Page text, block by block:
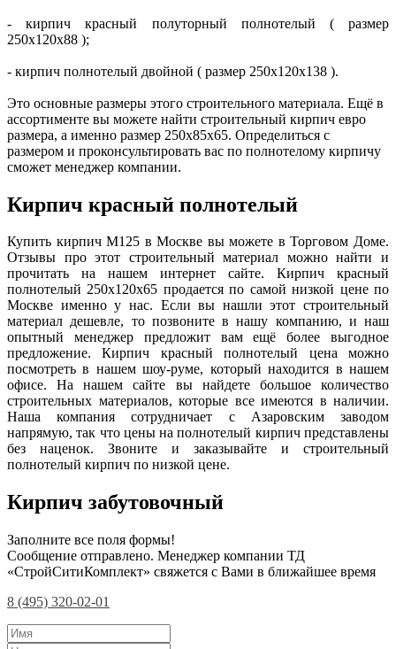
- кирпич красный полуторный полнотелый ( размер
250x120x88 );
- кирпич полнотелый двойной ( размер 250x120x138 ).
Это основные размеры этого строительного материала. Ещё в
ассортименте вы можете найти строительный кирпич евро
размера, а именно размер 250x85x65. Определиться с
размером и проконсультировать вас по полнотелому кирпичу
сможет менеджер компании.
Кирпич красный полнотелый
Купить кирпич М125 в Москве вы можете в Торговом Доме.
Отзывы про этот строительный материал можно найти и
прочитать на нашем интернет сайте. Кирпич красный
полнотелый 250x120x65 продается по самой низкой цене по
Москве именно у нас. Если вы нашли этот строительный
материал дешевле, то позвоните в нашу компанию, и наш
опытный менеджер предложит вам ещё более выгодное
предложение. Кирпич красный полнотелый цена можно
посмотреть в нашем шоу-руме, который находится в нашем
офисе. На нашем сайте вы найдете большое количество
строительных материалов, которые все имеются в наличии.
Наша компания сотрудничает с Азаровским заводом
напрямую, так что цены на полнотелый кирпич представлены
без наценок. Звоните и заказывайте и строительный
полнотелый кирпич по низкой цене.
Кирпич забутовочный
Заполните все поля формы!
Сообщение отправлено. Менеджер компании ТД
«СтройСитиКомплект» свяжется с Вами в ближайшее время
8 (495) 320-02-01